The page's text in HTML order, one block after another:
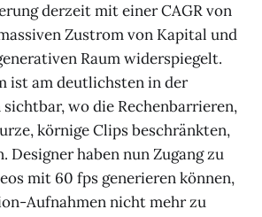
derzeit mit einer CAGR von
Zustrom von Kapital und
Raum widerspiegelt.
ist am deutlichsten in der
wo die Rechenbarrieren,
körnige Clips beschränkten,
Designer haben nun Zugang zu
mit 60 fps generieren können,
Aufnahmen nicht mehr zu